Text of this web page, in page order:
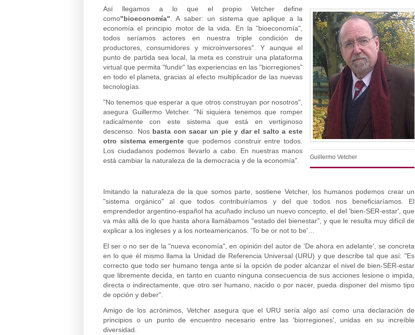
Guillermo Vetcher
Así llegamos a lo que el propio Vetcher define
como"bioeconomía" . A saber: un sistema que aplique a la
economía el principio motor de la vida. En la "bioeconomía",
todos seríamos actores en nuestra triple condición de
productores, consumidores y microinversores". Y aunque el
punto de partida sea local, la meta es construir una plataforma
virtual que permita "fundir" las experiencias en las "biorregiones"
en todo el planeta, gracias al efecto multiplicador de las nuevas
tecnologías.
"No tenemos que esperar a que otros construyan por nosotros",
asegura Guillermo Vetcher. "Ni siquiera tenemos que romper
radicalmente con este sistema que está en vertiginoso
descenso. Nos basta con sacar un pie y dar el salto a este
otro sistema emergente que podemos construir entre todos.
Los ciudadanos podemos llevarlo a cabo. En nuestras manos
está cambiar la naturaleza de la democracia y de la economía".
Imitando la naturaleza de la que somos parte, sostiene Vetcher, los humanos podemos crear un
"sistema orgánico" al que todos contribuiríamos y del que todos nos beneficiaríamos. El
emprendedor argentino-español ha acuñado incluso un nuevo concepto, el del 'bien-SER-estar', que
va más allá de lo que hasta ahora llamábamos "estado del bienestar", y que le resulta muy difícil de
explicar a los ingleses y a los norteamericanos. 'To be or not to be'…
El ser o no ser de la "nueva economía", en opinión del autor de 'De ahora en adelante', se concreta
en lo que él mismo llama la Unidad de Referencia Universal (URU) y que describe tal que así: "Es
correcto que todo ser humano tenga ante sí la opción de poder alcanzar el nivel de bien-SER-estar
que libremente decida, en tanto en cuanto ninguna consecuencia de sus acciones lesione o impida,
directa o indirectamente, que otro ser humano, nacido o por nacer, pueda disponer del mismo tipo
de opción y deber".
Amigo de los acrónimos, Vetcher asegura que el URU sería algo así como una declaración de
principios o un punto de encuentro necesario entre las 'biorregiones', unidas en su increíble
diversidad.